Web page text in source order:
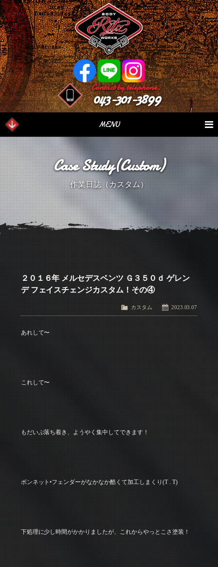
Contact by telephone.
043-301-3899
MENU
Our Serivce
業務内容 Stock List
在庫車情報
Parts Sales
パーツ情報 Case Study
作業日誌
Blog
つぶやき Factory
会社概要
Case Study(Custom)
作業日誌（カスタム）
２０１６年 メルセデスベンツ Ｇ３５０ｄ ゲレン
デ フェイスチェンジカスタム！その④
2023.03.07
カスタム
あれして〜
これして〜
もだいぶ落ち着き、ようやく集中してできます！
ボンネット•フェンダーがなかなか酷くて加工しまくり(T . T)
下処理に少し時間がかかりましたが、これからやっとこさ塗装！